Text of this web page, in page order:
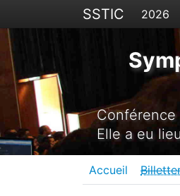
SSTIC 2026
Conférence
Elle a eu
Accueil